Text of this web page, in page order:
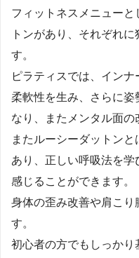
フィットネスメニュー
トンがあり、それぞれ
す。
ピラティスでは、イン
柔軟性を生み、さらに姿
なり、またメンタル面の
またルーシーダットン
あり、正しい呼吸法を
感じることができます。
身体の歪み改善や肩こり
す。
初心者の方でもしっかり